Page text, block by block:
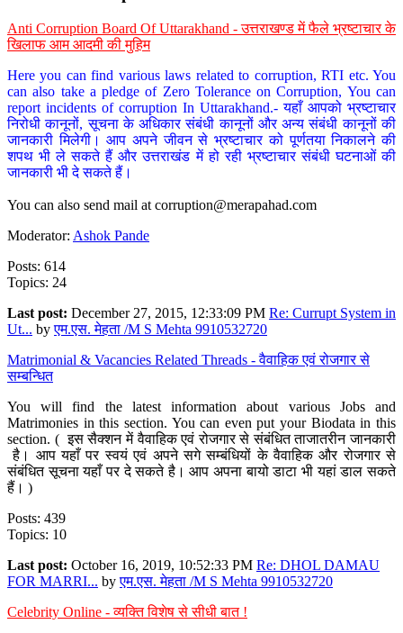
Anti Corruption Board Of Uttarakhand - उत्तराखण्ड में फैले भ्रष्टाचार के
खिलाफ आम आदमी की मुहिम
Here you can find various laws related to corruption, RTI etc. You
can also take a pledge of Zero Tolerance on Corruption, You can
report incidents of corruption In Uttarakhand.- यहाँ आपको भ्रष्टाचार
निरोधी कानूनों, सूचना के अधिकार संबंधी कानूनों और अन्य संबंधी कानूनों की
जानकारी मिलेगी। आप अपने जीवन से भ्रष्टाचार को पूर्णतया निकालने की
शपथ भी ले सकते हैं और उत्तराखंड में हो रही भ्रष्टाचार संबंधी घटनाओं की
जानकारी भी दे सकते हैं।
You can also send mail at corruption@merapahad.com
Moderator: Ashok Pande
Posts: 614
Topics: 24
Last post: December 27, 2015, 12:33:09 PM Re: Currupt System in
Ut... byएम.एस. मेहता /M S Mehta 9910532720
Matrimonial & Vacancies Related Threads - वैवाहिक एवं रोजगार से
सम्बन्धित
You will find the latest information about various Jobs and
Matrimonies in this section. You can even put your Biodata in this
section. ( इस सैक्शन में वैवाहिक एवं रोजगार से संबंधित ताजातरीन जानकारी
है। आप यहाँ पर स्वयं एवं अपने सगे सम्बंधियों के वैवाहिक और रोजगार से
संबंधित सूचना यहाँ पर दे सकते है। आप अपना बायो डाटा भी यहां डाल सकते
हैं। )
Posts: 439
Topics: 10
Last post: October 16, 2019, 10:52:33 PM Re: DHOL DAMAU
FOR MARRI... byएम.एस. मेहता /M S Mehta 9910532720
Celebrity Online - व्यक्ति विशेष से सीधी बात !